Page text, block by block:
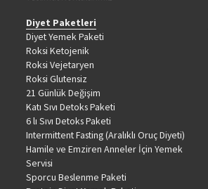
Diyet Paketleri
Diyet Yemek Paketi
Roksi Ketojenik
Roksi Vejetaryen
Roksi Glutensiz
21 Günlük Değişim
Katı Sıvı Detoks Paketi
6 lı Sıvı Detoks Paketi
Intermittent Fasting (Aralıklı Oruç Diyeti)
Hamile ve Emziren Anneler İçin Yemek
Servisi
Sporcu Beslenme Paketi